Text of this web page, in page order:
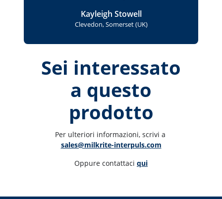
Kayleigh Stowell
Clevedon, Somerset (UK)
Sei interessato
a questo
prodotto
Per ulteriori informazioni, scrivi a
sales@milkrite-interpuls.com
Oppure contattaci qui